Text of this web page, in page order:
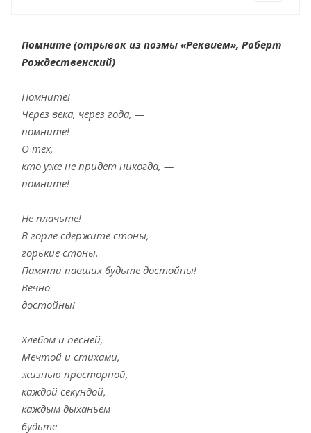
Помните (отрывок из поэмы «Реквием», Роберт
Рождественский)
Помните!
Через века, через года, —
помните!
О тех,
кто уже не придет никогда, —
помните!
Не плачьте!
В горле сдержите стоны,
горькие стоны.
Памяти павших будьте достойны!
Вечно
достойны!
Хлебом и песней,
Мечтой и стихами,
жизнью просторной,
каждой секундой,
каждым дыханьем
будьте